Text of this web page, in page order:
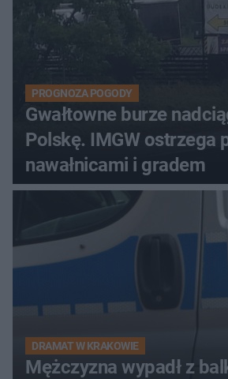
PROGNOZA POGODY
Gwałtowne burze
Polskę. IMGW ostrzega
nawałnicami i gradem
DRAMAT W KRAKOWIE
Mężczyzna wypadł z